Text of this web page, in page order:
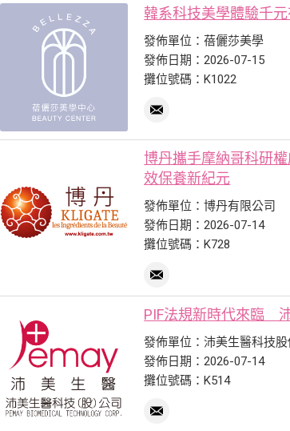
韓系科技美學體驗千
發佈單位：蓓儷莎美學
發佈日期：2026-07-15
攤位號碼：K1022
博丹攜手摩納哥科研
效保養新紀元
發佈單位：博丹有限公司
發佈日期：2026-07-14
攤位號碼：K728
PIF法規新時代來臨
發佈單位：沛美生醫科技
發佈日期：2026-07-14
攤位號碼：K514